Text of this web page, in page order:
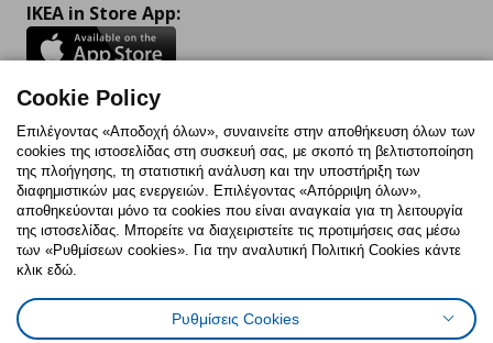
IKEA in Store App:
Follow us:
FacebookInstagram
TikTokYoutubePinterestTwitter
Πολιτική CookiesΔήλωση ψηφιακής προσβασιμότητας
Ρυθμίσεις cookiesΌροι Χρήσης
Cookie Policy
Επιλέγοντας «Αποδοχή όλων», συναινείτε στην αποθήκευση όλων των
cookies της ιστοσελίδας στη συσκευή σας, με σκοπό τη βελτιστοποίηση
της πλοήγησης, τη στατιστική ανάλυση και την υποστήριξη των
διαφημιστικών μας ενεργειών. Επιλέγοντας «Απόρριψη όλων»,
αποθηκεύονται μόνο τα cookies που είναι αναγκαία για τη λειτουργία
της ιστοσελίδας. Μπορείτε να διαχειριστείτε τις προτιμήσεις σας μέσω
των «Ρυθμίσεων cookies». Για την αναλυτική Πολιτική Cookies κάντε
κλικ εδώ.
Ρυθμίσεις Cookies